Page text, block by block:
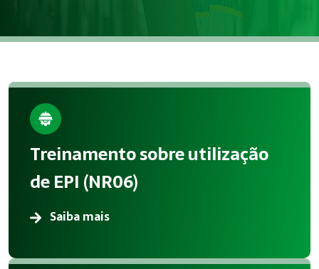
Empresas de todos os portes que possuem empregados
Benefícios da implementação
A aplicação correta de Treinamentos reduz acidentes,
Atendimento em Indaiatuba
A Megatrab atua oferecendo consultoria especializada em
Treinamento sobre utilização
de EPI (NR06)
Saiba mais